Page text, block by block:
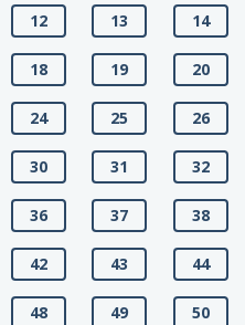
12 13 14
18 19 20
24 25 26
30 31 32
36 37 38
42 43 44
48 49 50